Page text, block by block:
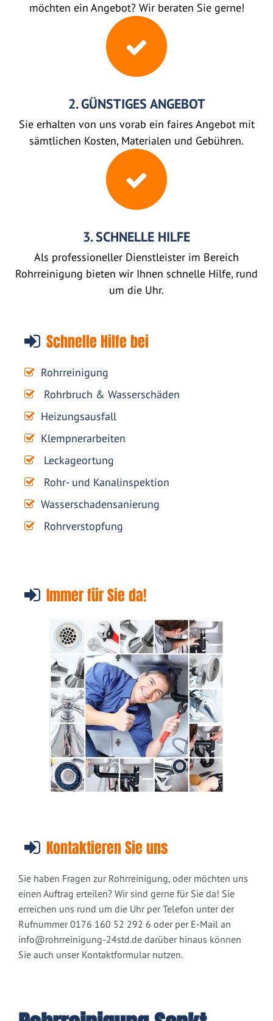
möchten ein Angebot? Wir beraten Sie gerne!
2. GÜNSTIGES ANGEBOT
Sie erhalten von uns vorab ein faires Angebot mit
sämtlichen Kosten, Materialen und Gebühren.
3. SCHNELLE HILFE
Als professioneller Dienstleister im Bereich
Rohrreinigung bieten wir Ihnen schnelle Hilfe, rund
um die Uhr.
Schnelle Hilfe bei
Rohrreinigung
Rohrbruch & Wasserschäden
Heizungsausfall
Klempnerarbeiten
Leckageortung
Rohr- und Kanalinspektion
Wasserschadensanierung
Rohrverstopfung
Immer für Sie da!
Kontaktieren Sie uns
Sie haben Fragen zur Rohrreinigung, oder möchten uns
einen Auftrag erteilen? Wir sind gerne für Sie da! Sie
erreichen uns rund um die Uhr per Telefon unter der
Rufnummer 0176 160 52 292 6 oder per E-Mail an
info@rohrreinigung-24std.de darüber hinaus können
Sie auch unser Kontaktformular nutzen.